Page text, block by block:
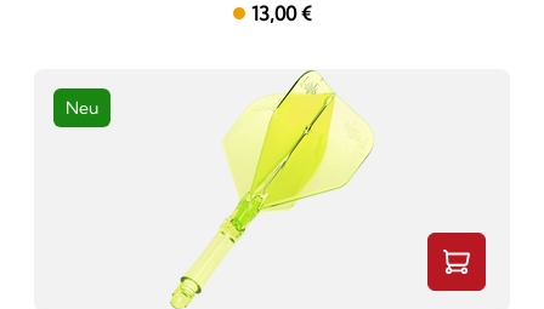
13,00 €
Neu